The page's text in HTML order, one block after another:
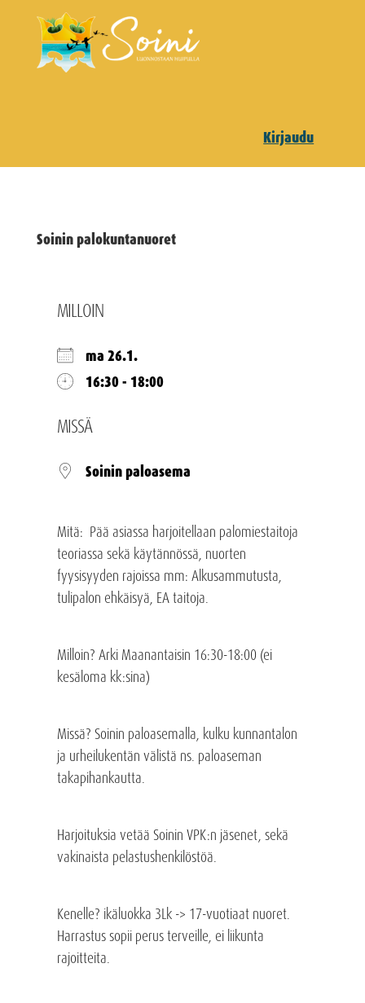
Kirjaudu
Soinin palokuntanuoret
MILLOIN
ma 26.1.
16:30 - 18:00
MISSÄ
Soinin paloasema
Mitä: Pää asiassa harjoitellaan palomiestaitoja
teoriassa sekä käytännössä, nuorten
fyysisyyden rajoissa mm: Alkusammutusta,
tulipalon ehkäisyä, EA taitoja.
Milloin? Arki Maanantaisin 16:30-18:00 (ei
kesäloma kk:sina)
Missä? Soinin paloasemalla, kulku kunnantalon
ja urheilukentän välistä ns. paloaseman
takapihankautta.
Harjoituksia vetää Soinin VPK:n jäsenet, sekä
vakinaista pelastushenkilöstöä.
Kenelle? ikäluokka 3Lk -> 17-vuotiaat nuoret.
Harrastus sopii perus terveille, ei liikunta
rajoitteita.